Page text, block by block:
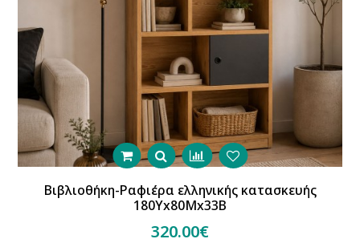
Βιβλιοθήκη-Ραφιέρα ελληνικής κατασκευής
180Υx80Μx33Β
320.00€